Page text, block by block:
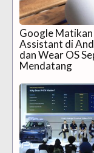
Google
Assistant di
dan Wear OS
Mendatang